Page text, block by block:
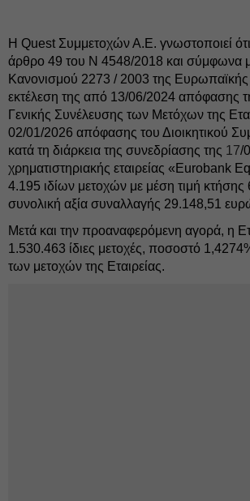
Η Quest Συμμετοχών Α.Ε. γνωστοποιεί
άρθρο 49 του Ν 4548/2018 και σύμφωνα
Κανονισμού 2273 / 2003 της Ευρωπαϊκής
εκτέλεση της από 13/06/2024 απόφασης
Γενικής Συνέλευσης των Μετόχων της
02/01/2026 απόφασης του Διοικητικού
κατά τη διάρκεια της συνεδρίασης της 17/
χρηματιστηριακής εταιρείας «Eurobank
4.195 ιδίων μετοχών με μέση τιμή κτήσης
συνολική αξία συναλλαγής 29.148,51
Μετά και την προαναφερόμενη αγορά, η
1.530.463 ίδιες μετοχές, ποσοστό
των μετοχών της Εταιρείας.